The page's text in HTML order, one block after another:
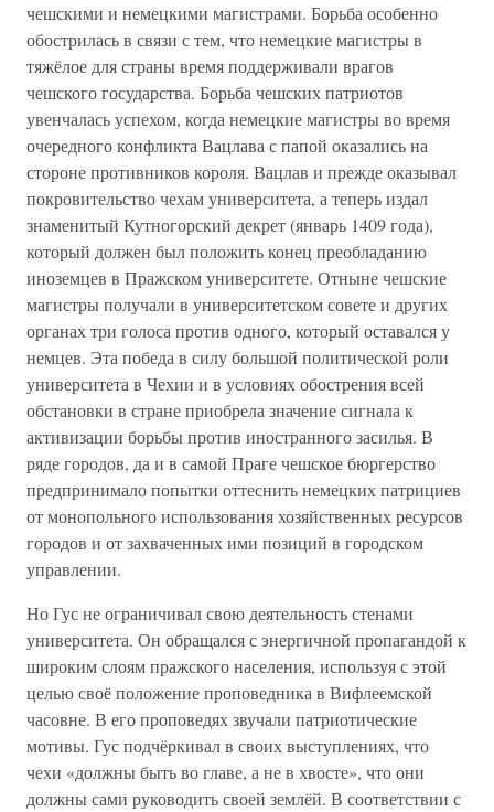
чешскими и немецкими магистрами. Борьба особенно
обострилась в связи с тем, что немецкие магистры в
тяжёлое для страны время поддерживали врагов
чешского государства. Борьба чешских патриотов
увенчалась успехом, когда немецкие магистры во время
очередного конфликта Вацлава с папой оказались на
стороне противников короля. Вацлав и прежде оказывал
покровительство чехам университета, а теперь издал
знаменитый Кутногорский декрет (январь 1409 года),
который должен был положить конец преобладанию
иноземцев в Пражском университете. Отныне чешские
магистры получали в университетском совете и других
органах три голоса против одного, который оставался у
немцев. Эта победа в силу большой политической роли
университета в Чехии и в условиях обострения всей
обстановки в стране приобрела значение сигнала к
активизации борьбы против иностранного засилья. В
ряде городов, да и в самой Праге чешское бюргерство
предпринимало попытки оттеснить немецких патрициев
от монопольного использования хозяйственных ресурсов
городов и от захваченных ими позиций в городском
управлении.
Но Гус не ограничивал свою деятельность стенами
университета. Он обращался с энергичной пропагандой к
широким слоям пражского населения, используя с этой
целью своё положение проповедника в Вифлеемской
часовне. В его проповедях звучали патриотические
мотивы. Гус подчёркивал в своих выступлениях, что
чехи «должны быть во главе, а не в хвосте», что они
должны сами руководить своей землёй. В соответствии с